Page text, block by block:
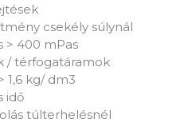
csekély súlynál
> 400 mPas
/ térfogatáramok
1,6 kg/ dm3
idő
túlterhelésnél